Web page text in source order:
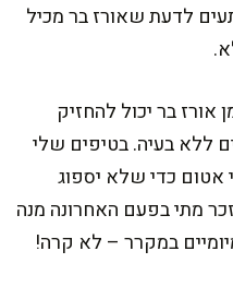
לדעת שאורז בר מכיל
בר יכול להחזיק
ללא בעיה. בטיפים שלי
אטום כדי שלא יספוג
מתי בפעם האחרונה מנה
במקרר – לא קרה!